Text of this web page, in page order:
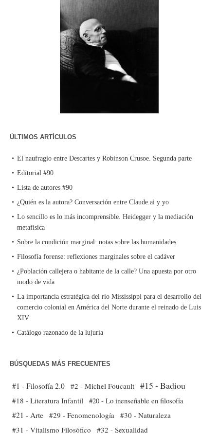
ÚLTIMOS ARTÍCULOS
El naufragio entre Descartes y Robinson Crusoe. Segunda parte
Editorial #90
Lista de autores #90
¿Quién es la autora? Conversación entre Claude.ai y yo
Lo sencillo es lo más incomprensible. Heidegger y la mediación
metafísica
Sobre la condición marginal: notas sobre las humanidades
Filosofía forense: reflexiones marginales sobre el cadáver
¿Población callejera o habitante de la calle? Una apuesta por otro
modo de vida
La importancia estratégica del río Mississippi para el desarrollo del
comercio colonial en América del Norte durante el reinado de Luis
XIV
Catálogo razonado de la lujuria
BÚSQUEDAS MÁS FRECUENTES
#1 - Filosofía 2.0 #2 - Michel Foucault #15 - Badiou
#18 - Literatura Infantil #20 - Lo inenseñable en filosofía
#21 - Arte #29 - Fenomenología
#30 - Naturaleza
#31 - Vitalismo Filosófico
#32 - Sexualidad